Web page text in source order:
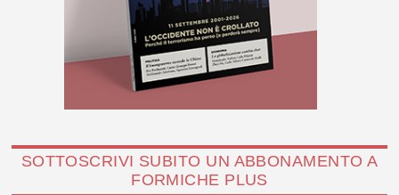
SOTTOSCRIVI SUBITO UN ABBONAMENTO A
FORMICHE PLUS